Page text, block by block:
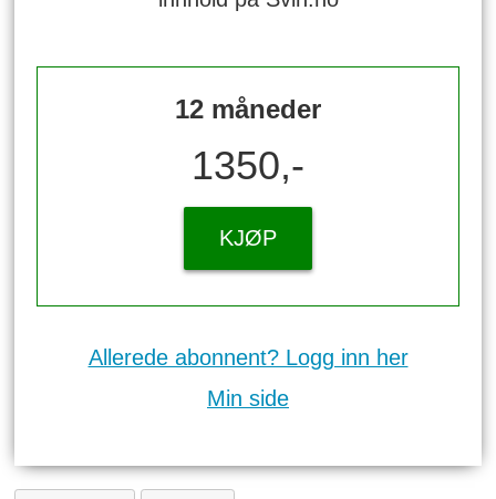
12 måneder
1350,-
KJØP
Allerede abonnent? Logg inn her
Min side